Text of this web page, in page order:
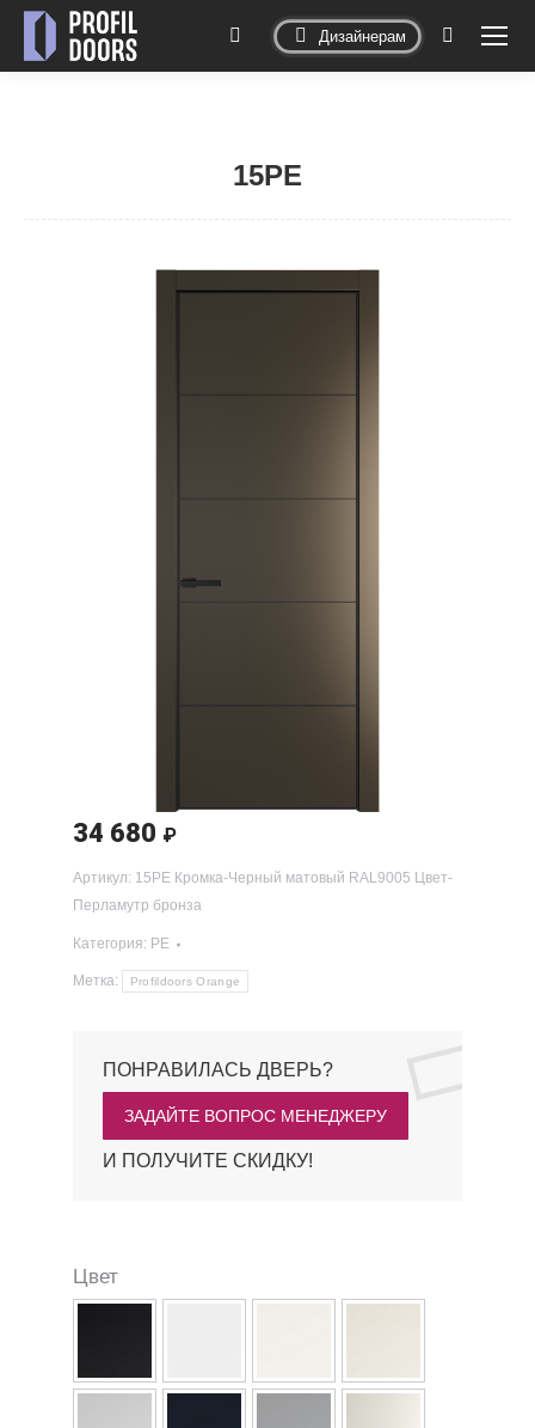
Дизайнерам Поиск:
15PE
34 680 ₽
Артикул: 15PE Кромка-Черный матовый RAL9005 Цвет-
Перламутр бронза
Категория: PE
Метка: Profildoors Orange
ПОНРАВИЛАСЬ ДВЕРЬ?
ЗАДАЙТЕ ВОПРОС МЕНЕДЖЕРУ
И ПОЛУЧИТЕ СКИДКУ!
Цвет